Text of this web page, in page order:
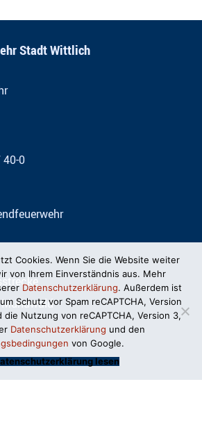
Stadt Wittlich
40-0
Mundwald
Cookies. Wenn Sie die Website weiter
von Ihrem Einverständnis aus. Mehr
Datenschutzerklärung. Außerdem ist
Schutz vor Spam reCAPTCHA, Version
Nutzung von reCAPTCHA, Version 3,
Datenschutzerklärung und den
von Google.
lesen